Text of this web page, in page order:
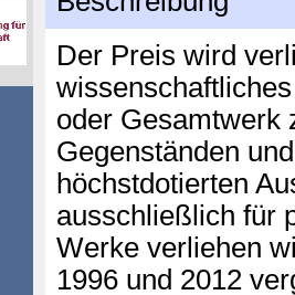
Der Preis wird
oder Gesamtwerk
Gegenständen
höchstdotierten
ausschließlich für
Werke verliehen
1996 und 2012